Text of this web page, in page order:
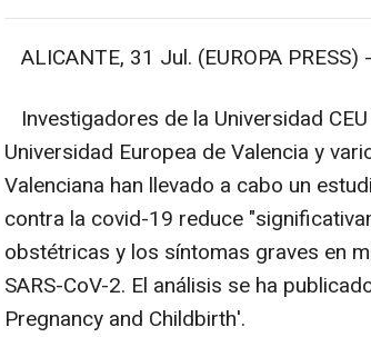
ALICANTE, 31 Jul. (EUROPA PRESS) -
Investigadores de la Universidad
Universidad Europea de Valencia y
Valenciana han llevado a cabo un
contra la covid-19 reduce
obstétricas y los síntomas graves en
SARS-CoV-2. El análisis se ha
Pregnancy and Childbirth'.